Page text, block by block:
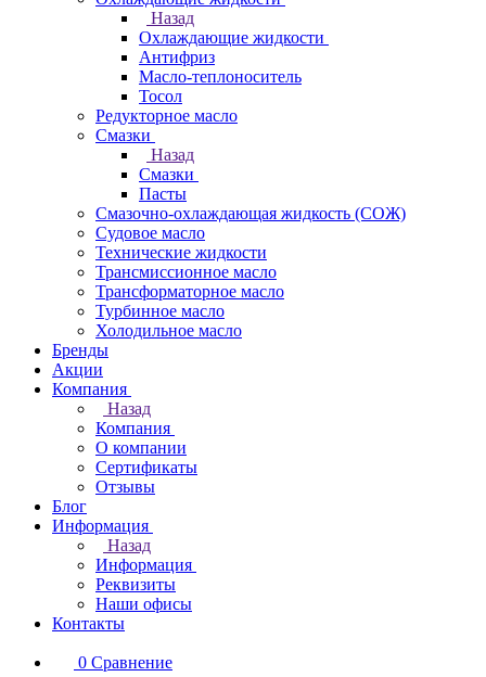
Назад
Охлаждающие жидкости
Антифриз
Масло-теплоноситель
Тосол
Редукторное масло
Смазки
Назад
Смазки
Пасты
Смазочно-охлаждающая жидкость (СОЖ)
Судовое масло
Технические жидкости
Трансмиссионное масло
Трансформаторное масло
Турбинное масло
Холодильное масло
Бренды
Акции
Компания
Назад
Компания
О компании
Сертификаты
Отзывы
Блог
Информация
Назад
Информация
Реквизиты
Наши офисы
Контакты
0 Сравнение